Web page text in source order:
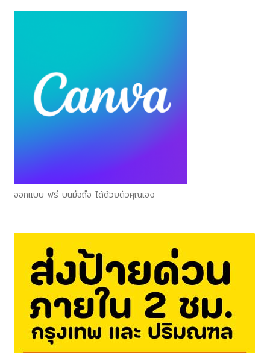
ออกแบบ ฟรี บนมือถือ ได้ด้วยตัวคุณเอง